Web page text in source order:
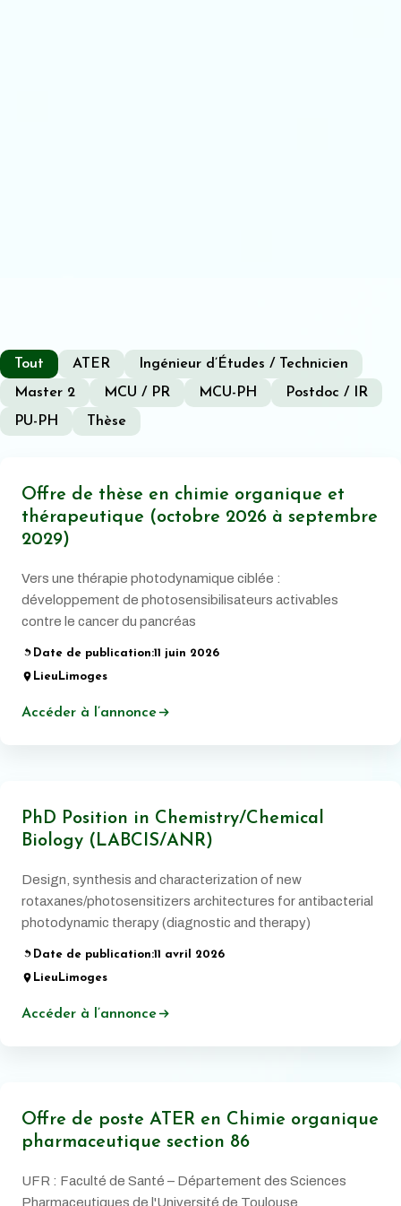
Tout ATER
Ingénieur d’Études / Technicien
Master 2
MCU / PR MCU-PH
Postdoc / IR
PU-PH
Thèse
Offre de thèse en chimie organique et
thérapeutique (octobre 2026 à septembre
2029)
Vers une thérapie photodynamique ciblée :
développement de photosensibilisateurs activables
contre le cancer du pancréas
Date de publication:11 juin 2026
Lieu Limoges
Accéder à l’annonce
PhD Position in Chemistry/Chemical
Biology (LABCIS/ANR)
Design, synthesis and characterization of new
rotaxanes/photosensitizers architectures for antibacterial
photodynamic therapy (diagnostic and therapy)
Date de publication:11 avril 2026
Lieu Limoges
Accéder à l’annonce
Offre de poste ATER en Chimie organique
pharmaceutique section 86
UFR : Faculté de Santé – Département des Sciences
Pharmaceutiques de l'Université de Toulouse